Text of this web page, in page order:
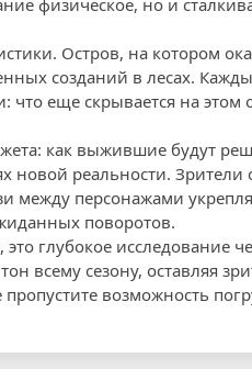
физическое, но и
Остров, на котором
созданий в лесах.
что еще скрывается на этом
как выжившие будут
новой реальности. Зрители
между персонажами
поворотов.
глубокое исследование
всему сезону, оставляя
возможность